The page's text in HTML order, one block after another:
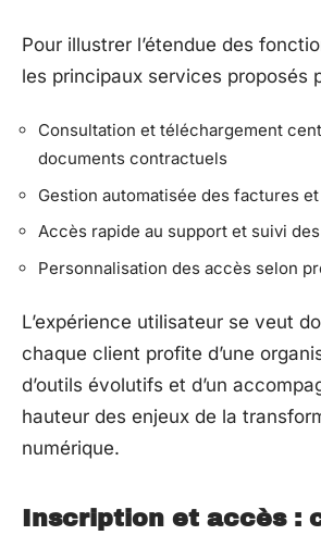
Pour illustrer l’étendue des
les principaux services proposés
Consultation et téléchargement
documents contractuels
Gestion automatisée des factures
Accès rapide au support et suivi
Personnalisation des accès selon
L’expérience utilisateur se veut
chaque client profite d’une
d’outils évolutifs et d’un
hauteur des enjeux de la
numérique.
Inscription et accès :